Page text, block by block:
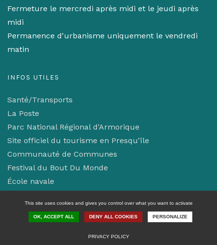
Fermeture le mercredi après midi et le jeudi après
midi
Permanence d'urbanisme uniquement le vendredi
matin
INFOS UTILES
Santé/Transports
La Poste
Parc National Régional d'Armorique
Site officiel du tourisme en Presqu'île
Communauté de Communes
Festival du Bout Du Monde
École navale
This site uses cookies and gives you control over what you want to activate
OK, ACCEPT ALL DENY ALL COOKIES PERSONALIZE
PRIVACY POLICY